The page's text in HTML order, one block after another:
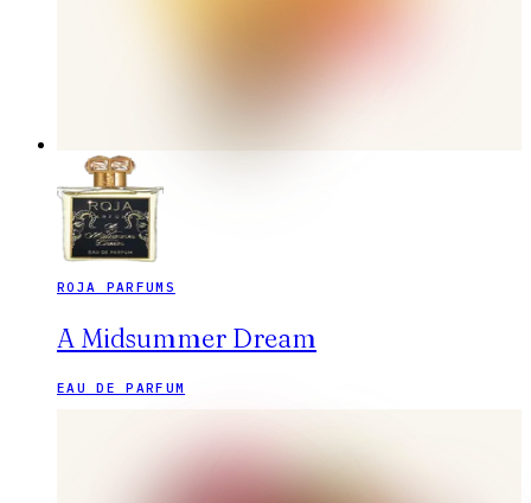
ROJA PARFUMS
A Midsummer Dream
EAU DE PARFUM